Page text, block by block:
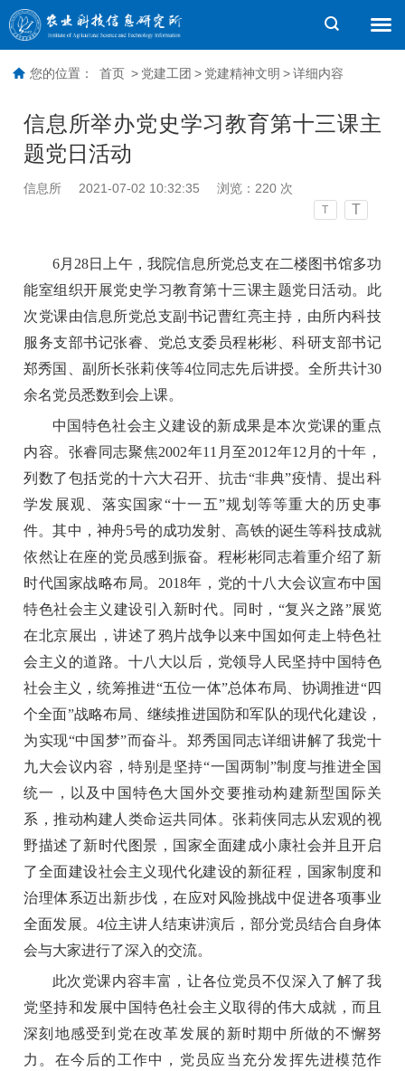
您的位置： 首页 > 党建工团 > 党建精神文明 > 详细内容
信息所举办党史学习教育第十三课主
题党日活动
信息所 2021-07-02 10:32:35 浏览： 220 次
T T
6月28日上午，我院信息所党总支在二楼图书馆多功
能室组织开展党史学习教育第十三课主题党日活动。此
次党课由信息所党总支副书记曹红亮主持，由所内科技
服务支部书记张睿、党总支委员程彬彬、科研支部书记
郑秀国、副所长张莉侠等4位同志先后讲授。全所共计30
余名党员悉数到会上课。
中国特色社会主义建设的新成果是本次党课的重点
内容。张睿同志聚焦2002年11月至2012年12月的十年，
列数了包括党的十六大召开、抗击“非典”疫情、提出科
学发展观、落实国家“十一五”规划等等重大的历史事
件。其中，神舟5号的成功发射、高铁的诞生等科技成就
依然让在座的党员感到振奋。程彬彬同志着重介绍了新
时代国家战略布局。2018年，党的十八大会议宣布中国
特色社会主义建设引入新时代。同时，“复兴之路”展览
在北京展出，讲述了鸦片战争以来中国如何走上特色社
会主义的道路。十八大以后，党领导人民坚持中国特色
社会主义，统筹推进“五位一体”总体布局、协调推进“四
个全面”战略布局、继续推进国防和军队的现代化建设，
为实现“中国梦”而奋斗。郑秀国同志详细讲解了我党十
九大会议内容，特别是坚持“一国两制”制度与推进全国
统一，以及中国特色大国外交要推动构建新型国际关
系，推动构建人类命运共同体。张莉侠同志从宏观的视
野描述了新时代图景，国家全面建成小康社会并且开启
了全面建设社会主义现代化建设的新征程，国家制度和
治理体系迈出新步伐，在应对风险挑战中促进各项事业
全面发展。4位主讲人结束讲演后，部分党员结合自身体
会与大家进行了深入的交流。
此次党课内容丰富，让各位党员不仅深入了解了我
党坚持和发展中国特色社会主义取得的伟大成就，而且
深刻地感受到党在改革发展的新时期中所做的不懈努
力。在今后的工作中，党员应当充分发挥先进模范作